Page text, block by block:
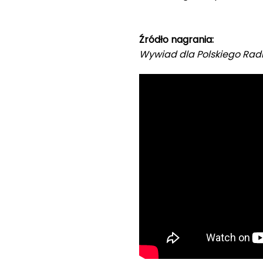
Źródło nagrania:
Wywiad dla Polskiego